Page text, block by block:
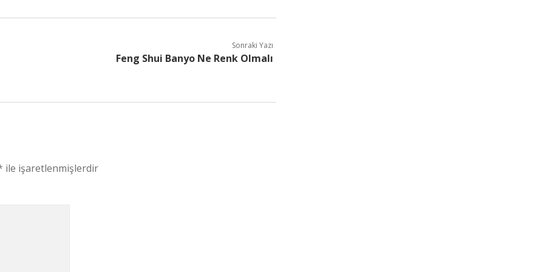
Sonraki Yazı
Feng Shui Banyo Ne Renk Olmalı
ile işaretlenmişlerdir